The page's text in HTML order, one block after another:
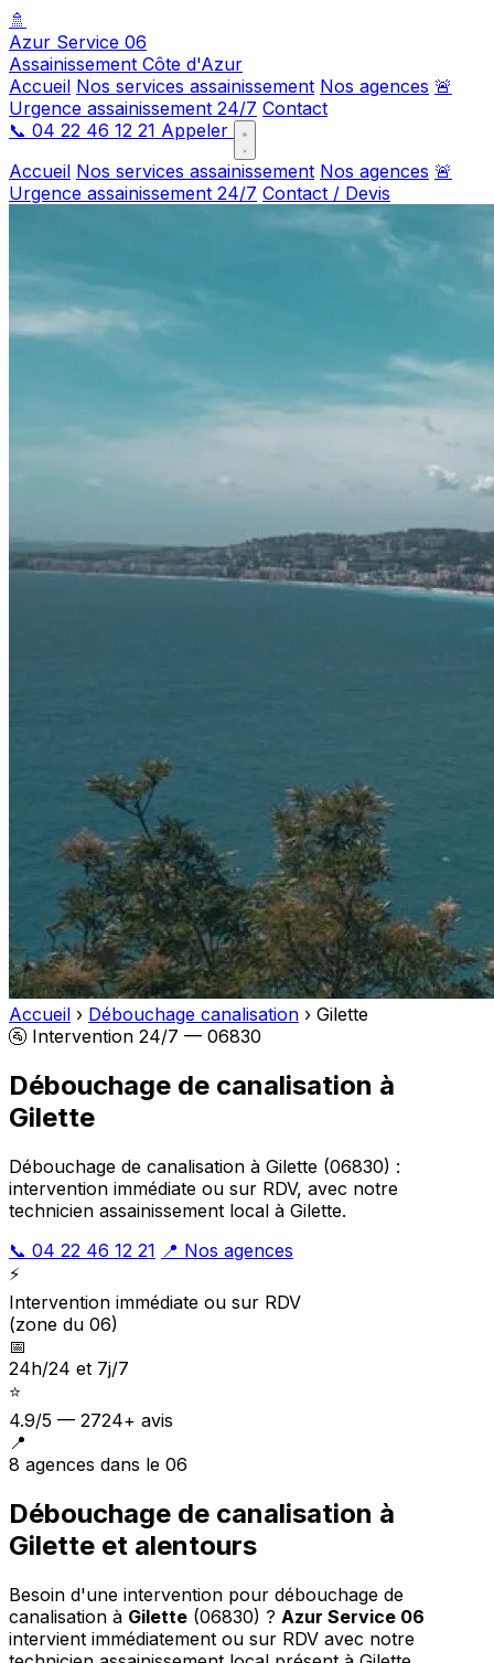
🚿
Azur Service 06
Assainissement Côte d'Azur
Accueil Nos services assainissement Nos agences 🚨
Urgence assainissement 24/7 Contact
📞 04 22 46 12 21 Appeler
Accueil Nos services assainissement Nos agences 🚨
Urgence assainissement 24/7 Contact / Devis
Accueil › Débouchage canalisation › Gilette
🚰 Intervention 24/7 — 06830
Débouchage de canalisation à
Gilette
Débouchage de canalisation à Gilette (06830) :
intervention immédiate ou sur RDV, avec notre
technicien assainissement local à Gilette.
📞 04 22 46 12 21 📍 Nos agences
⚡
Intervention immédiate ou sur RDV
(zone du 06)
📅
24h/24 et 7j/7
⭐
4.9/5 — 2724+ avis
📍
8 agences dans le 06
Débouchage de canalisation à
Gilette et alentours
Besoin d'une intervention pour débouchage de
canalisation à Gilette (06830) ? Azur Service 06
intervient immédiatement ou sur RDV avec notre